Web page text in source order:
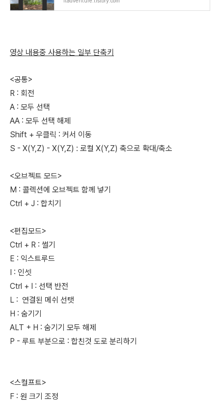
영상 내용중 사용하는 일부 단축키
<공통>
R : 회전
A : 모두 선택
AA : 모두 선택 해제
Shift + 우클릭 : 커서 이동
S - X(Y,Z) - X(Y,Z) : 로컬 X(Y,Z) 축으로 확대/축소
<오브젝트 모드>
M : 콜렉션에 오브젝트 함께 넣기
Ctrl + J : 합치기
<편집모드>
Ctrl + R : 썰기
E : 익스트루드
I : 인셋
Ctrl + I : 선택 반전
L : 연결된 메쉬 선탯
H : 숨기기
ALT + H : 숨기기 모두 해제
P - 루트 부분으로 : 합친것 도로 분리하기
<스컬프트>
F : 원 크기 조정